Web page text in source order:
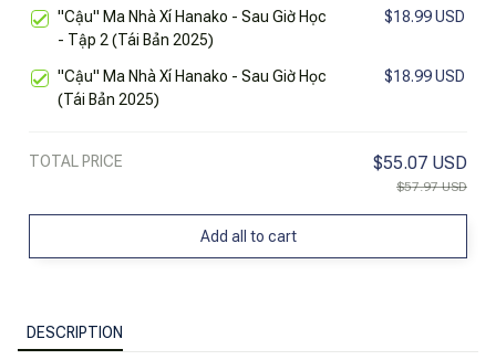
"Cậu" Ma Nhà Xí Hanako - Sau Giờ Học
- Tập 2 (Tái Bản 2025)
$18.99 USD
"Cậu" Ma Nhà Xí Hanako - Sau Giờ Học
(Tái Bản 2025)
$18.99 USD
TOTAL PRICE $55.07 USD
$57.97 USD
Add all to cart
DESCRIPTION